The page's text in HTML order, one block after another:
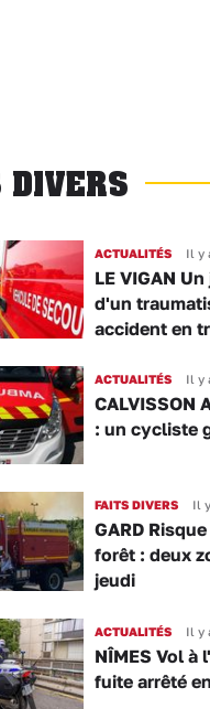
ACTUALITÉS Il y
LE VIGAN
d'un
accident en
ACTUALITÉS Il y
CALVISSON
: un cycliste
FAITS DIVERS Il
GARD
forêt : deux
jeudi
ACTUALITÉS Il y
NÎMES Vol à
fuite arrêté